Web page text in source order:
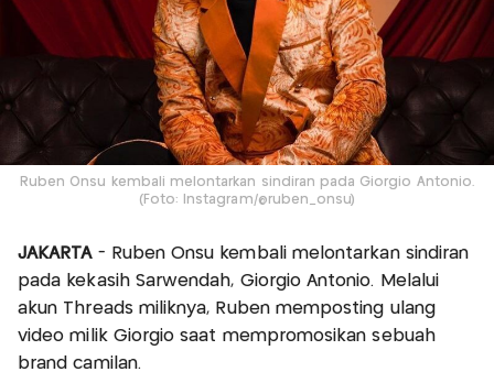
Ruben Onsu kembali melontarkan sindiran pada Giorgio Antonio.
(Foto: Instagram/@ruben_onsu)
JAKARTA- Ruben Onsu kembali melontarkan sindiran
pada kekasih Sarwendah, Giorgio Antonio. Melalui
akun Threads miliknya, Ruben memposting ulang
video milik Giorgio saat mempromosikan sebuah
brand camilan.